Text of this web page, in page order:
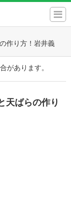
作り方！岩井義
があります。
天ばらの作り